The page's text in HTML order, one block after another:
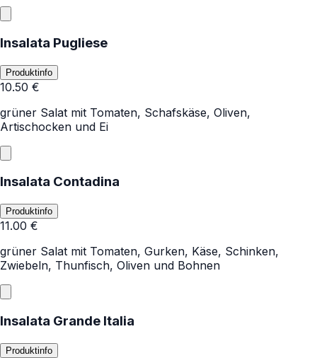
Insalata Pugliese
Produktinfo
10.50 €
grüner Salat mit Tomaten, Schafskäse, Oliven,
Artischocken und Ei
Insalata Contadina
Produktinfo
11.00 €
grüner Salat mit Tomaten, Gurken, Käse, Schinken,
Zwiebeln, Thunfisch, Oliven und Bohnen
Insalata Grande Italia
Produktinfo